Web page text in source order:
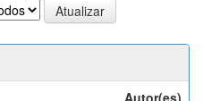
Autor(es)